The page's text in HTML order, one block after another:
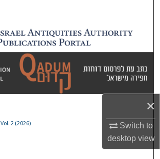
×
Switch to
desktopview
Browse Collections
My Account
Vol. 2 (2026)